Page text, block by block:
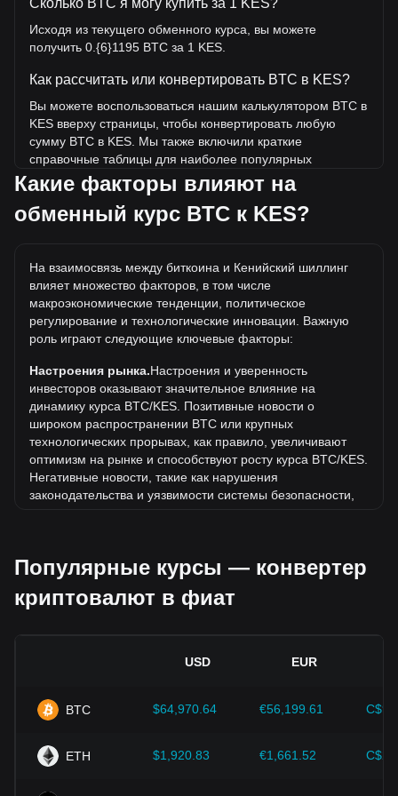
Сколько BTC я могу купить за 1 KES?
Исходя из текущего обменного курса, вы можете
получить 0.{6}1195 BTC за 1 KES.
Как рассчитать или конвертировать BTC в KES?
Вы можете воспользоваться нашим калькулятором BTC в
KES вверху страницы, чтобы конвертировать любую
сумму BTC в KES. Мы также включили краткие
справочные таблицы для наиболее популярных
конвертаций. Например, 5 KES эквивалентны 0.{6}5976
BTC, а 5 BTC будут стоить около 41,834,598.32KES.
Какова самая высокая цена BTC/KES в истории?
составляет KSh16,251,787.45. Еще неизвестно, превысит
ли стоимость 1 BTC в KES текущий исторический
максимум.
Какова динамика цен биткоина в KES?
За последние 7 дней обменный курс биткоина (BTC)
биткоина (BTC) вырос на 3.71% по отношению к
следующей валюте: Кенийский шиллинг (KES).
Какие факторы влияют на
обменный курс BTC к KES?
На взаимосвязь между биткоина и Кенийский шиллинг
влияет множество факторов, в том числе
макроэкономические тенденции, политическое
регулирование и технологические инновации. Важную
роль играют следующие ключевые факторы:
Настроения рынка.Настроения и уверенность
инвесторов оказывают значительное влияние на
динамику курса BTC/KES. Позитивные новости о
широком распространении BTC или крупных
технологических прорывах, как правило, увеличивают
оптимизм на рынке и способствуют росту курса BTC/KES.
Негативные новости, такие как нарушения
законодательства и уязвимости системы безопасности,
Нормативно-правовая база. Государственная политика
и нормативные акты, регулирующие криптовалюты,
оказывают непосредственное влияние на их принятие.
доверие инвесторов к криптовалютам и способствовать
строгая политика регуляторов может помешать развитию
криптовалют и привести к падению их стоимости.
Экономические показатели.Макроэкономические
как уровень инфляции, процентные ставки и ключевые
Популярные курсы — конвертер
криптовалют в фиат
USD EUR
BTC $64,970.64 €56,199.61
ETH $1,920.83 €1,661.52